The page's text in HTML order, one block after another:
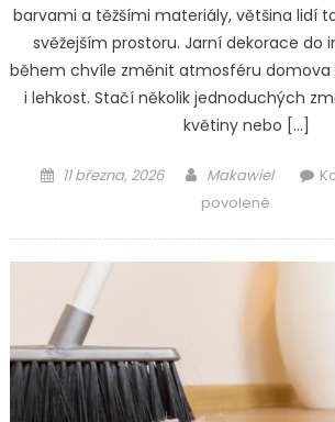
barvami a těžšími materiály, většina lidí
svěžejším prostoru. Jarní dekorace do
během chvíle změnit atmosféru domova
i lehkost. Stačí několik jednoduchých
květiny nebo […]
Posted
11 března, 2026 Author
Makawiel
povolenéu
dekorace
do
interiéru:
Jak